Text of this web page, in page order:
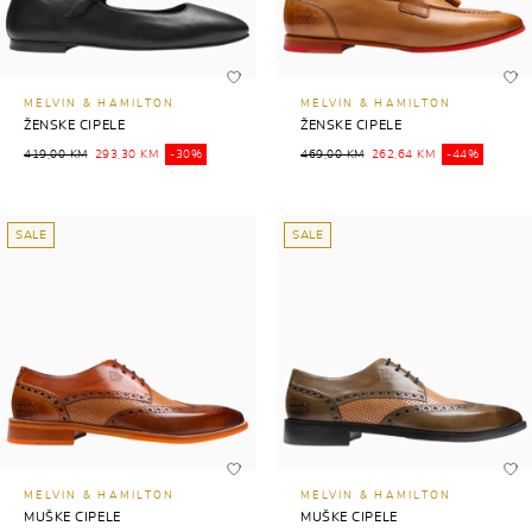
MELVIN & HAMILTON
ŽENSKE CIPELE
419,00 KM 293,30 KM -30%
MELVIN & HAMILTON
ŽENSKE CIPELE
469,00 KM 262,64 KM -44%
SALE
MELVIN & HAMILTON
MUŠKE CIPELE
SALE
MELVIN & HAMILTON
MUŠKE CIPELE